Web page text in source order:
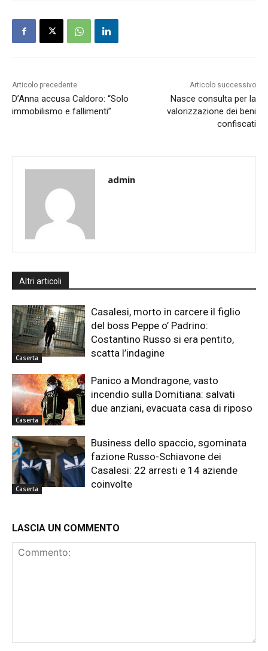
Articolo precedente
D’Anna accusa Caldoro: “Solo
immobilismo e fallimenti”
Articolo successivo
Nasce consulta per la
valorizzazione dei beni
confiscati
admin
Altri articoli
Caserta
Casalesi, morto in carcere il figlio
del boss Peppe o’ Padrino:
Costantino Russo si era pentito,
scatta l’indagine
Caserta
Panico a Mondragone, vasto
incendio sulla Domitiana: salvati
due anziani, evacuata casa di riposo
Caserta
Business dello spaccio, sgominata
fazione Russo-Schiavone dei
Casalesi: 22 arresti e 14 aziende
coinvolte
LASCIA UN COMMENTO